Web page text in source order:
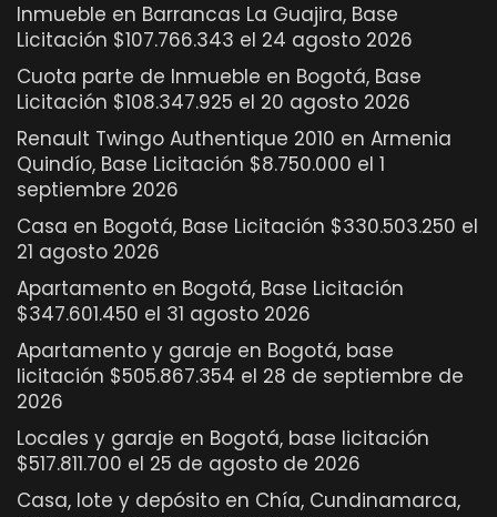
Inmueble en Barrancas La Guajira, Base
Licitación $107.766.343 el 24 agosto 2026
Cuota parte de Inmueble en Bogotá, Base
Licitación $108.347.925 el 20 agosto 2026
Renault Twingo Authentique 2010 en Armenia
Quindío, Base Licitación $8.750.000 el 1
septiembre 2026
Casa en Bogotá, Base Licitación $330.503.250 el
21 agosto 2026
Apartamento en Bogotá, Base Licitación
$347.601.450 el 31 agosto 2026
Apartamento y garaje en Bogotá, base
licitación $505.867.354 el 28 de septiembre de
2026
Locales y garaje en Bogotá, base licitación
$517.811.700 el 25 de agosto de 2026
Casa, lote y depósito en Chía, Cundinamarca,